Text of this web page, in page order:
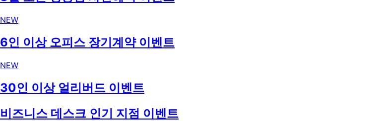
NEW
6인 이상 오피스 장기계약 이벤트
NEW
30인 이상 얼리버드 이벤트
비즈니스 데스크 인기 지점 이벤트